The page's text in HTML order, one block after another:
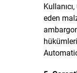
eden